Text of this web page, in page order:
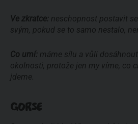
Ve zkratce: neschopnost postavit
svým, pokud se to samo nestalo,
Co umí: máme sílu a vůli
okolnosti, protože jen my víme, co
jdeme.
GORSE